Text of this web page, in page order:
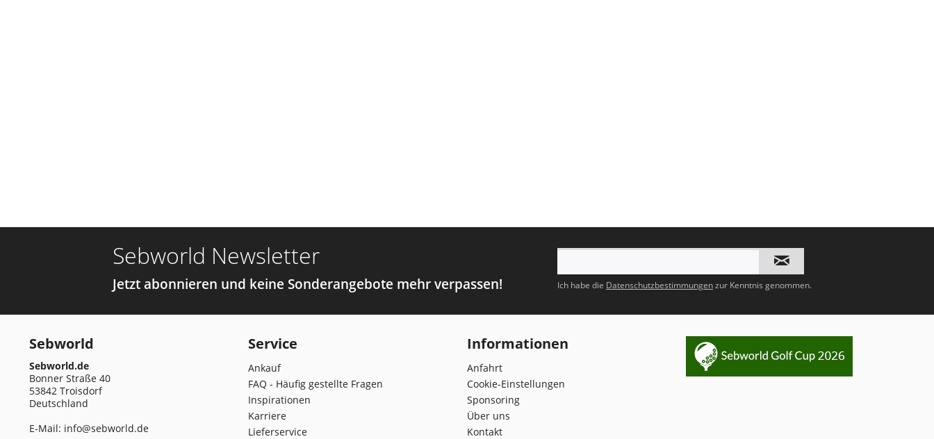
Sebworld Newsletter
Jetzt abonnieren und keine Sonderangebote mehr verpassen! Ich habe die Datenschutzbestimmungenzur Kenntnis genommen.
Sebworld
Sebworld.de
Bonner Straße 40
53842 Troisdorf
Deutschland
E-Mail: info@sebworld.de
Service
Ankauf
FAQ - Häufig gestellte Fragen
Inspirationen
Karriere
Lieferservice
Informationen
Anfahrt
Cookie-Einstellungen
Sponsoring
Über uns
Kontakt